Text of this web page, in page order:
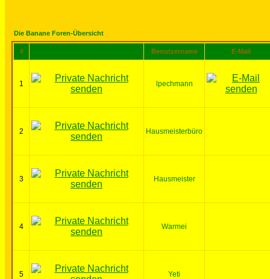
Die Banane Foren-Übersicht
# Benutzername E-Mail
1 lpechmann
2 Hausmeisterbüro
3 Hausmeister
4 Warmei
5 Yeti